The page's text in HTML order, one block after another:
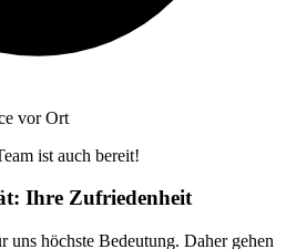
vor Ort
ist auch bereit!
Ihre Zufriedenheit
uns höchste Bedeutung. Daher gehen